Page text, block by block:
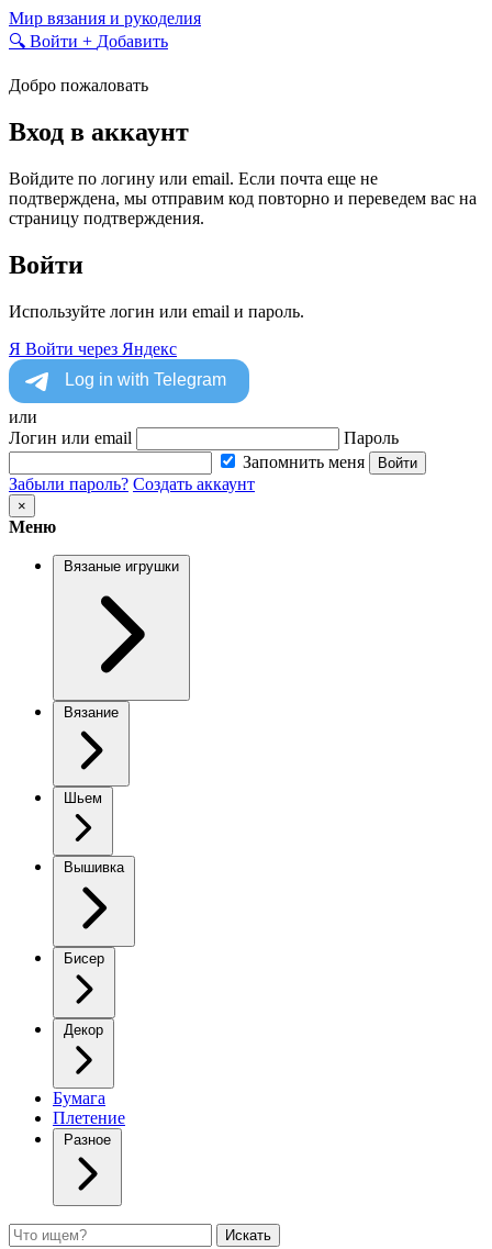
Skip
to
Мир вязания и рукоделия
🔍 Войти + Добавить
Добро пожаловать
Вход в аккаунт
Войдите по логину или email. Если почта еще не
подтверждена, мы отправим код повторно и переведем вас на
страницу подтверждения.
Войти
Используйте логин или email и пароль.
Я Войти через Яндекс
или
Логин или email
Пароль
Запомнить меня
Войти
Забыли пароль? Создать аккаунт
×
Меню
Вязаные игрушки
Вязание
Шьем
Вышивка
Бисер
Декор
Бумага
Плетение
Разное
Поиск Искать